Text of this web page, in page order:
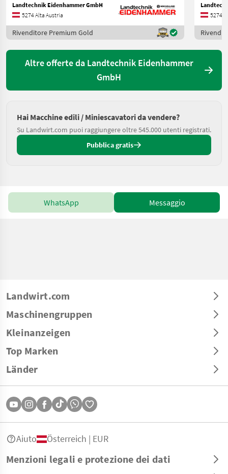
Landtechnik Eidenhammer GmbH
5274 Alta Austria
Rivenditore Premium Gold
5274
Altre offerte da Landtechnik Eidenhammer
GmbH
Hai Macchine edili / Miniescavatori da vendere?
Su Landwirt.com puoi raggiungere oltre 545.000 utenti registrati.
Pubblica gratis
WhatsApp Messaggio
Landwirt.com
Maschinengruppen
Kleinanzeigen
Top Marken
Länder
Menzioni legali e protezione dei dati
Aiuto Österreich | EUR